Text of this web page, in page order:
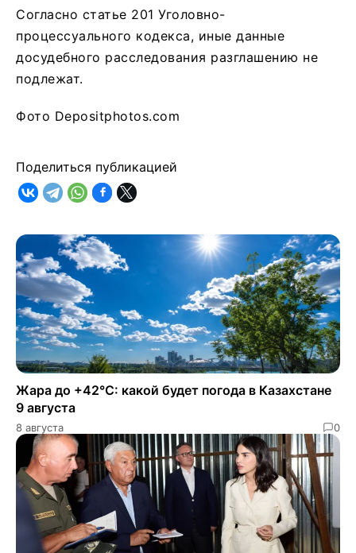
Согласно статье 201 Уголовно-
процессуального кодекса, иные данные
досудебного расследования разглашению не
подлежат.
Фото Depositphotos.com
Поделиться публикацией
Жара до +42°C: какой будет погода в Казахстане
9 августа
8 августа 0